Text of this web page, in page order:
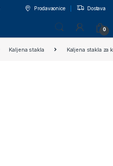
Prodavaonice Dostava
0
Kaljena stakla Kaljena stakla za